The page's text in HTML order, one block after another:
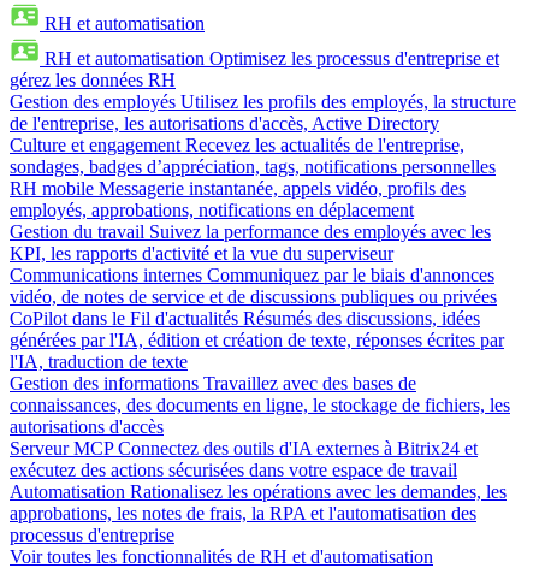
RH et automatisation
RH et automatisation Optimisez les processus d'entreprise et
gérez les données RH
Gestion des employés Utilisez les profils des employés, la structure
de l'entreprise, les autorisations d'accès, Active Directory
Culture et engagement Recevez les actualités de l'entreprise,
sondages, badges d’appréciation, tags, notifications personnelles
RH mobile Messagerie instantanée, appels vidéo, profils des
employés, approbations, notifications en déplacement
Gestion du travail Suivez la performance des employés avec les
KPI, les rapports d'activité et la vue du superviseur
Communications internes Communiquez par le biais d'annonces
vidéo, de notes de service et de discussions publiques ou privées
CoPilot dans le Fil d'actualités Résumés des discussions, idées
générées par l'IA, édition et création de texte, réponses écrites par
l'IA, traduction de texte
Gestion des informations Travaillez avec des bases de
connaissances, des documents en ligne, le stockage de fichiers, les
autorisations d'accès
Serveur MCP Connectez des outils d'IA externes à Bitrix24 et
exécutez des actions sécurisées dans votre espace de travail
Automatisation Rationalisez les opérations avec les demandes, les
approbations, les notes de frais, la RPA et l'automatisation des
processus d'entreprise
Voir toutes les fonctionnalités de RH et d'automatisation